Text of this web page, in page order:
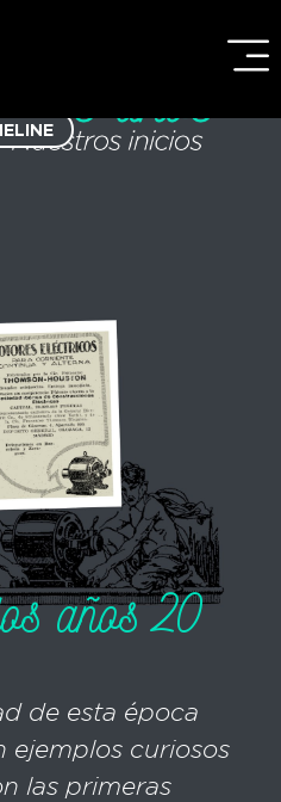
años 20
de esta época
ejemplos curiosos
las primeras